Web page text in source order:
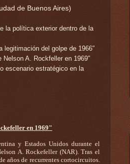
de Buenos Aires)
la política exterior dentro de la
legitimación del golpe de 1966″
A. Rockfeller en 1969″
escenario estratégico en la
en 1969"
y Estados Unidos durante el
A. Rockefeller (NAR). Tras el
años de recurrentes cortocircuitos.